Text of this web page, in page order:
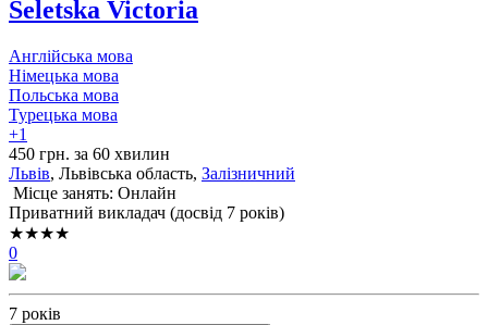
Seletska Victoria
Англійська мова
Німецька мова
Польська мова
Турецька мова
+1
450 грн. за 60 хвилин
Львів, Львiвська область, Залізничний
Місце занять: Онлайн
Приватний викладач (досвід 7 років)
★★★★
0
7 років